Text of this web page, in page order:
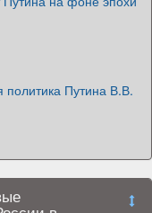
Путина В.В.